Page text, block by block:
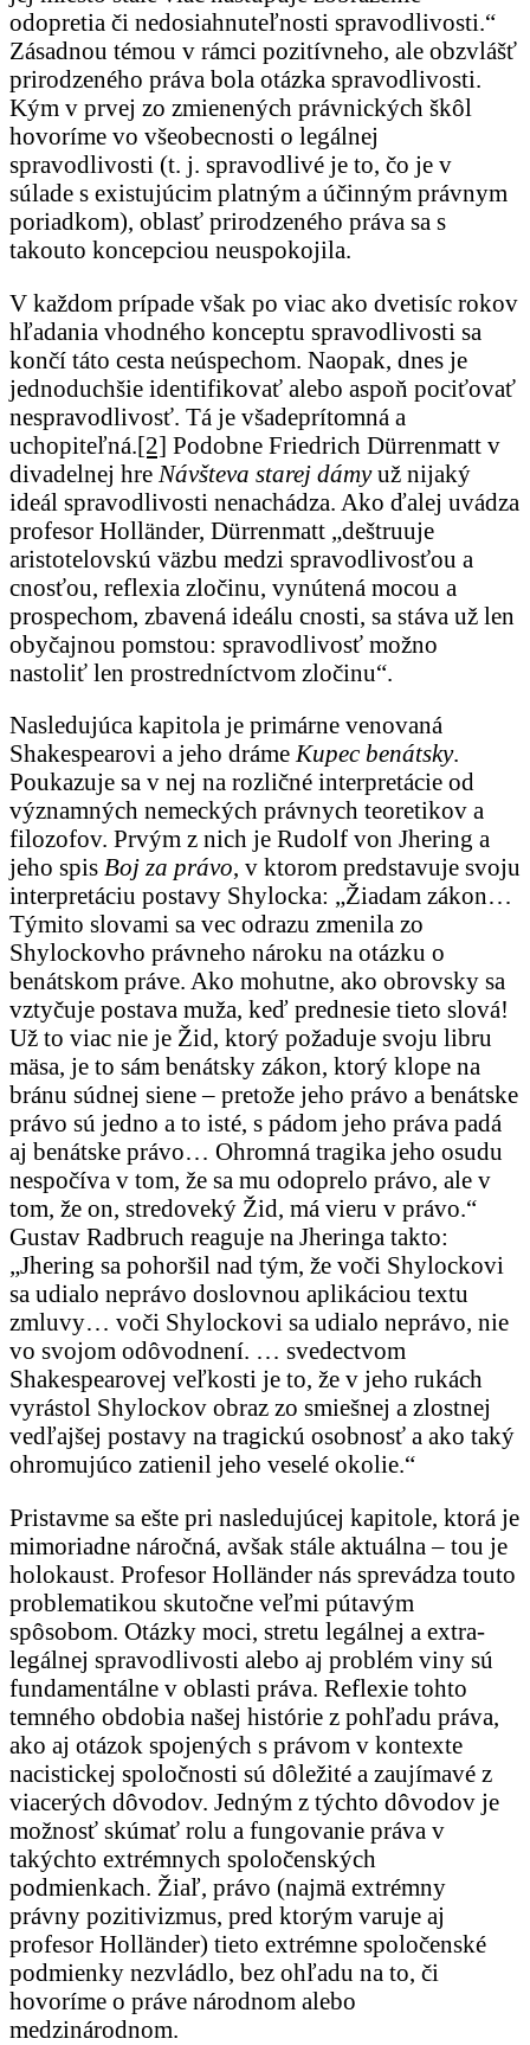
odopretia či nedosiahnuteľnosti spravodlivosti.“
Zásadnou témou v rámci pozitívneho, ale obzvlášť
prirodzeného práva bola otázka spravodlivosti.
Kým v prvej zo zmienených právnických škôl
hovoríme vo všeobecnosti o legálnej
spravodlivosti (t. j. spravodlivé je to, čo je v
súlade s existujúcim platným a účinným právnym
poriadkom), oblasť prirodzeného práva sa s
takouto koncepciou neuspokojila.
V každom prípade však po viac ako dvetisíc rokov
hľadania vhodného konceptu spravodlivosti sa
končí táto cesta neúspechom. Naopak, dnes je
jednoduchšie identifikovať alebo aspoň pociťovať
nespravodlivosť. Tá je všadeprítomná a
uchopiteľná.[2] Podobne Friedrich Dürrenmatt v
divadelnej hre Návšteva starej dámyuž nijaký
ideál spravodlivosti nenachádza. Ako ďalej uvádza
profesor Holländer, Dürrenmatt „deštruuje
aristotelovskú väzbu medzi spravodlivosťou a
cnosťou, reflexia zločinu, vynútená mocou a
prospechom, zbavená ideálu cnosti, sa stáva už len
obyčajnou pomstou: spravodlivosť možno
nastoliť len prostredníctvom zločinu“.
Nasledujúca kapitola je primárne venovaná
Shakespearovi a jeho dráme Kupec benátsky.
Poukazuje sa v nej na rozličné interpretácie od
významných nemeckých právnych teoretikov a
filozofov. Prvým z nich je Rudolf von Jhering a
jeho spis Boj za právo, v ktorom predstavuje svoju
interpretáciu postavy Shylocka: „Žiadam zákon…
Týmito slovami sa vec odrazu zmenila zo
Shylockovho právneho nároku na otázku o
benátskom práve. Ako mohutne, ako obrovsky sa
vztyčuje postava muža, keď prednesie tieto slová!
Už to viac nie je Žid, ktorý požaduje svoju libru
mäsa, je to sám benátsky zákon, ktorý klope na
bránu súdnej siene – pretože jeho právo a benátske
právo sú jedno a to isté, s pádom jeho práva padá
aj benátske právo… Ohromná tragika jeho osudu
nespočíva v tom, že sa mu odoprelo právo, ale v
tom, že on, stredoveký Žid, má vieru v právo.“
Gustav Radbruch reaguje na Jheringa takto:
„Jhering sa pohoršil nad tým, že voči Shylockovi
sa udialo neprávo doslovnou aplikáciou textu
zmluvy… voči Shylockovi sa udialo neprávo, nie
vo svojom odôvodnení. … svedectvom
Shakespearovej veľkosti je to, že v jeho rukách
vyrástol Shylockov obraz zo smiešnej a zlostnej
vedľajšej postavy na tragickú osobnosť a ako taký
ohromujúco zatienil jeho veselé okolie.“
Pristavme sa ešte pri nasledujúcej kapitole, ktorá je
mimoriadne náročná, avšak stále aktuálna – tou je
holokaust. Profesor Holländer nás sprevádza touto
problematikou skutočne veľmi pútavým
spôsobom. Otázky moci, stretu legálnej a extra-
legálnej spravodlivosti alebo aj problém viny sú
fundamentálne v oblasti práva. Reflexie tohto
temného obdobia našej histórie z pohľadu práva,
ako aj otázok spojených s právom v kontexte
nacistickej spoločnosti sú dôležité a zaujímavé z
viacerých dôvodov. Jedným z týchto dôvodov je
možnosť skúmať rolu a fungovanie práva v
takýchto extrémnych spoločenských
podmienkach. Žiaľ, právo (najmä extrémny
právny pozitivizmus, pred ktorým varuje aj
profesor Holländer) tieto extrémne spoločenské
podmienky nezvládlo, bez ohľadu na to, či
hovoríme o práve národnom alebo
medzinárodnom.